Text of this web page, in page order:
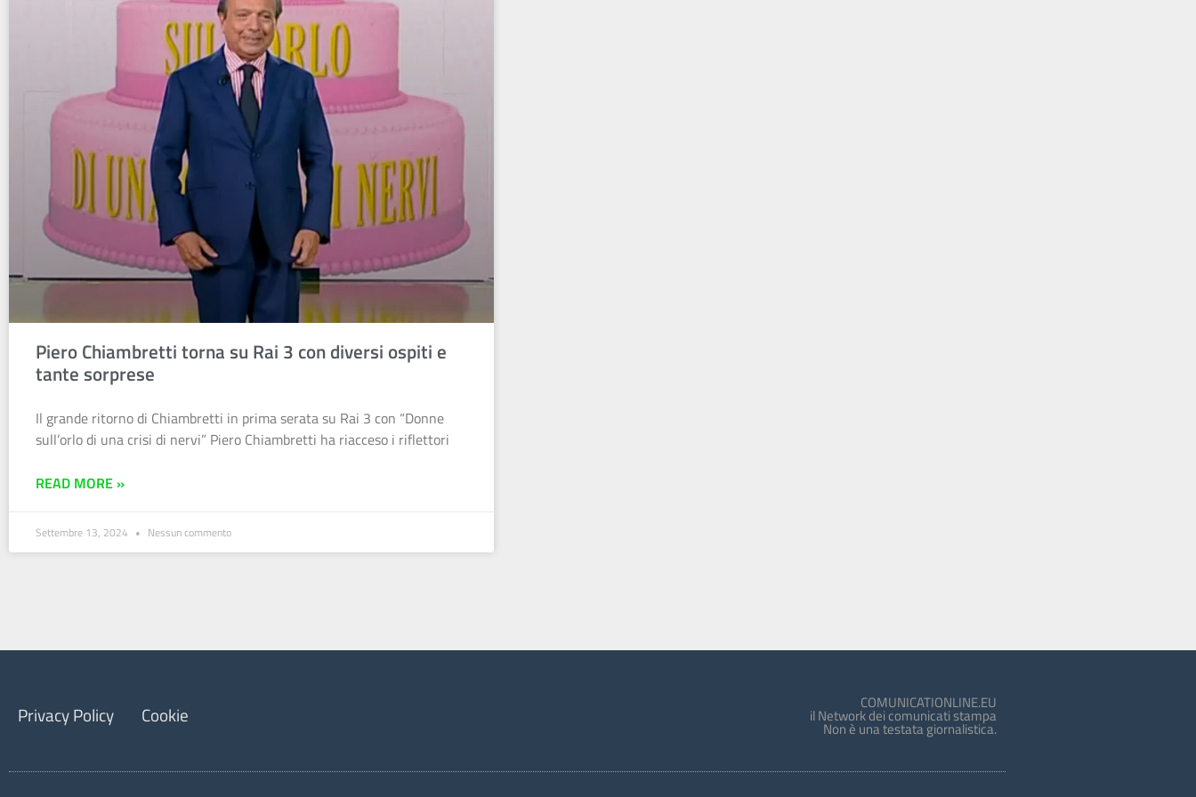
Piero Chiambretti torna su Rai 3 con diversi ospiti e
tante sorprese
Il grande ritorno di Chiambretti in prima serata su Rai 3 con “Donne
sull’orlo di una crisi di nervi” Piero Chiambretti ha riacceso i riflettori
READ MORE »
Settembre 13, 2024 Nessun commento
Privacy Policy Cookie COMUNICATIONLINE.EU
il Network dei comunicati stampa
Non è una testata giornalistica.